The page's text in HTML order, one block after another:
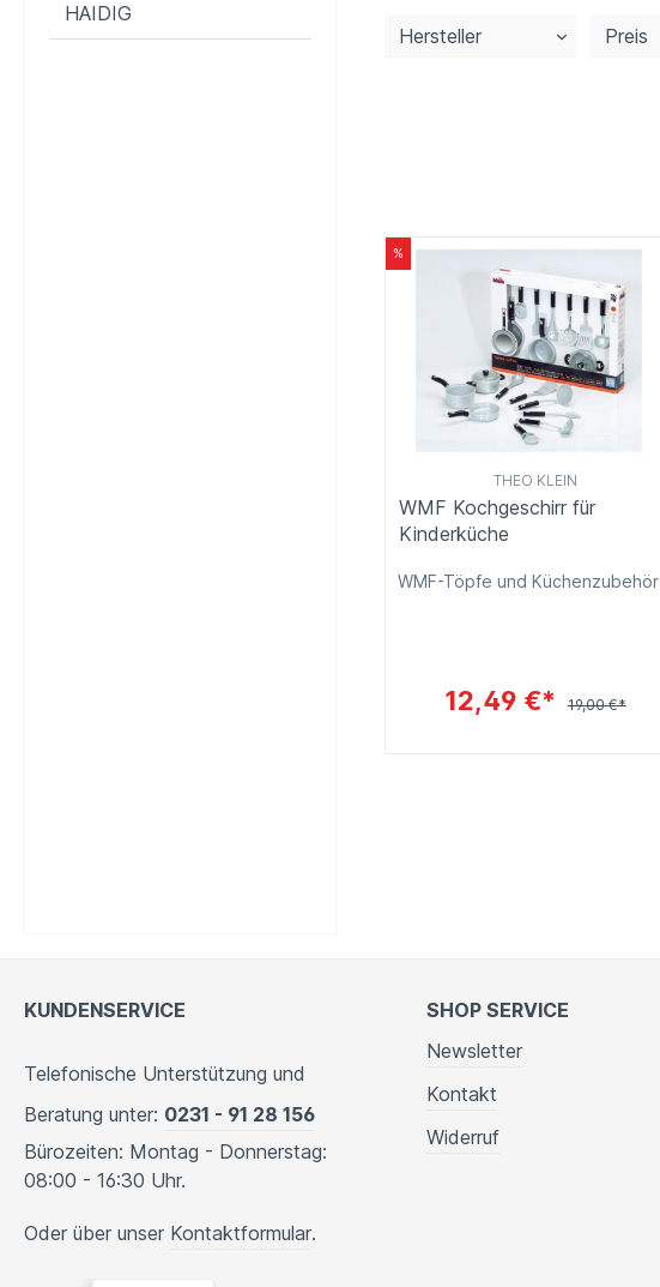
HAIDIG
Hersteller Preis
%
THEO KLEIN
WMF Kochgeschirr für
Kinderküche
WMF-Töpfe und Küchenzubehör
12,49 €* 19,00 €*
KUNDENSERVICE
Telefonische Unterstützung und
Beratung unter: 0231 - 91 28 156
Bürozeiten: Montag - Donnerstag:
08:00 - 16:30 Uhr.
Oder über unser Kontaktformular.
SHOP SERVICE
Newsletter
Kontakt
Widerruf